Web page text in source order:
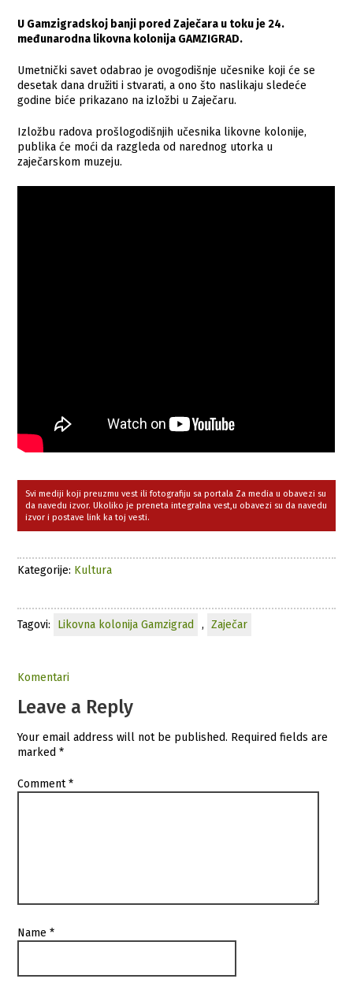
U Gamzigradskoj banji pored Zaječara u toku je 24.
međunarodna likovna kolonija GAMZIGRAD.
Umetnički savet odabrao je ovogodišnje učesnike koji će se
desetak dana družiti i stvarati, a ono što naslikaju sledeće
godine biće prikazano na izložbi u Zaječaru.
Izložbu radova prošlogodišnjih učesnika likovne kolonije,
publika će moći da razgleda od narednog utorka u
zaječarskom muzeju.
Svi mediji koji preuzmu vest ili fotografiju sa portala Za media u obavezi su
da navedu izvor. Ukoliko je preneta integralna vest,u obavezi su da navedu
izvor i postave link ka toj vesti.
Kategorije: Kultura
Tagovi: Likovna kolonija Gamzigrad , Zaječar
Komentari
Leave a Reply
Your email address will not be published. Required fields are
marked*
Comment*
Name*